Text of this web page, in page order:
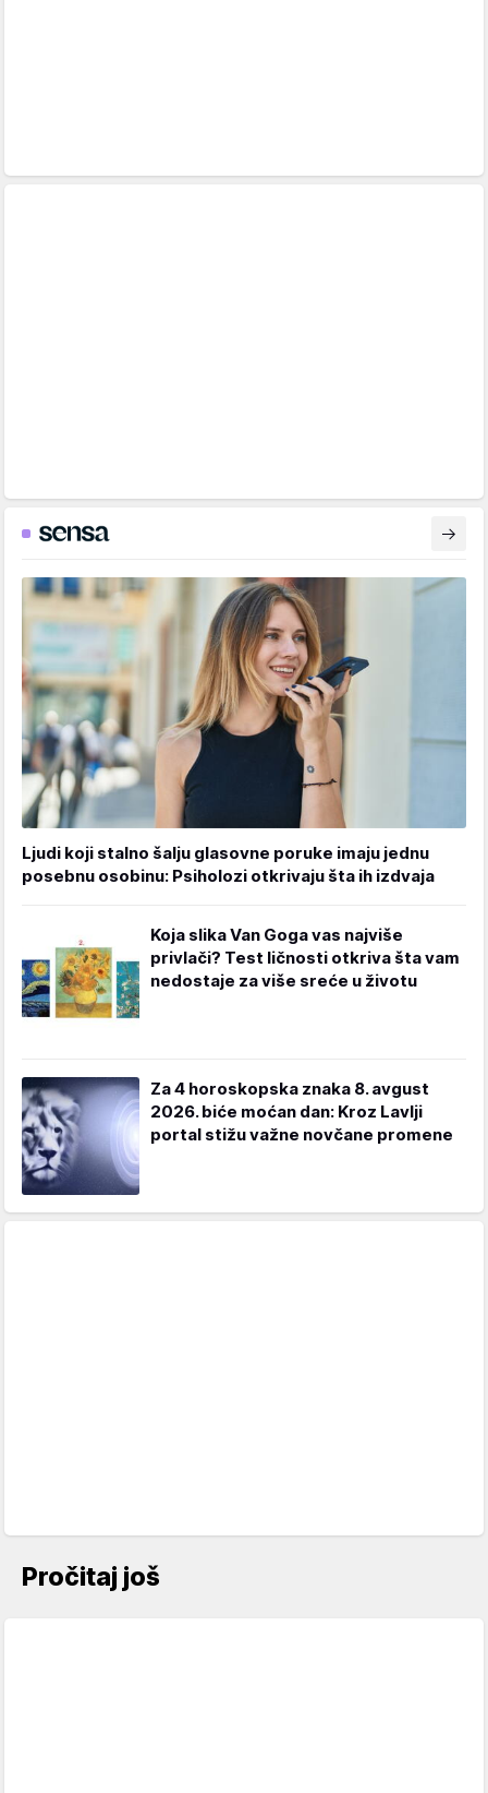
Ljudi koji stalno šalju glasovne poruke imaju jednu
posebnu osobinu: Psiholozi otkrivaju šta ih izdvaja
Koja slika Van Goga vas najviše
privlači? Test ličnosti otkriva šta vam
nedostaje za više sreće u životu
Za 4 horoskopska znaka 8. avgust
2026. biće moćan dan: Kroz Lavlji
portal stižu važne novčane promene
Pročitaj još